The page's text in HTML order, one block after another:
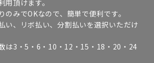
用頂けます。
みでOKなので、簡単で便利です。
い、リボ払い、分割払いを選択いただけ
は3・5・6・10・12・15・18・20・24